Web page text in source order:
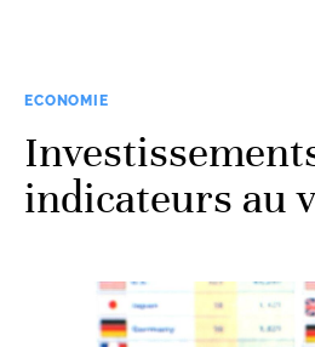
ECONOMIE
indicateurs au